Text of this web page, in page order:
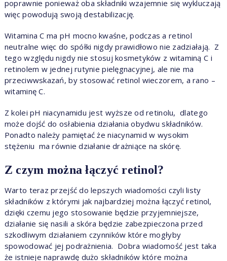
poprawnie ponieważ oba składniki wzajemnie się wykluczają
więc powodują swoją destabilizację.
Witamina C ma pH mocno kwaśne, podczas a retinol
neutralne więc do spółki nigdy prawidłowo nie zadziałają. Z
tego względu nigdy nie stosuj kosmetyków z witaminą C i
retinolem w jednej rutynie pielęgnacyjnej, ale nie ma
przeciwwskazań, by stosować retinol wieczorem, a rano –
witaminę C.
Z kolei pH niacynamidu jest wyższe od retinolu, dlatego
może dojść do osłabienia działania obydwu składników.
Ponadto należy pamiętać że niacynamid w wysokim
stężeniu ma równie działanie drażniące na skórę.
Z czym można łączyć retinol?
Warto teraz przejść do lepszych wiadomości czyli listy
składników z którymi jak najbardziej można łączyć retinol,
dzięki czemu jego stosowanie będzie przyjemniejsze,
działanie się nasili a skóra będzie zabezpieczona przed
szkodliwym działaniem czynników które mogłyby
spowodować jej podrażnienia. Dobra wiadomość jest taka
że istnieje naprawdę dużo składników które można